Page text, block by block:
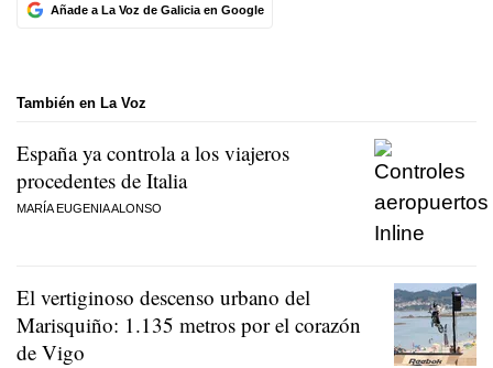
Añade a La Voz de Galicia en Google
También en La Voz
España ya controla a los viajeros
procedentes de Italia
MARÍA EUGENIA ALONSO
El vertiginoso descenso urbano del
Marisquiño: 1.135 metros por el corazón
de Vigo